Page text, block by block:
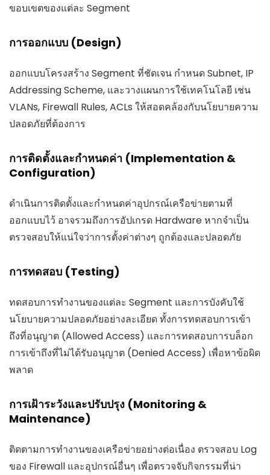
ขอบเขตของแต่ละ Segment
การออกแบบ (Design)
ออกแบบโครงสร้าง Segment ที่ชัดเจน กำหนด Subnet, IP
Addressing Scheme, และวางแผนการใช้เทคโนโลยี เช่น
VLANs, Firewall Rules, ACLs ให้สอดคล้องกับนโยบายความ
ปลอดภัยที่ต้องการ
การติดตั้งและกำหนดค่า (Implementation &
Configuration)
ดำเนินการติดตั้งและกำหนดค่าอุปกรณ์เครือข่ายตามที่
ออกแบบไว้ อาจรวมถึงการอัปเกรด Hardware หากจำเป็น
ตรวจสอบให้แน่ใจว่าการตั้งค่าต่างๆ ถูกต้องและปลอดภัย
การทดสอบ (Testing)
ทดสอบการทำงานของแต่ละ Segment และการบังคับใช้
นโยบายความปลอดภัยอย่างละเอียด ทั้งการทดสอบการเข้า
ถึงที่อนุญาต (Allowed Access) และการทดสอบการบล็อก
การเข้าถึงที่ไม่ได้รับอนุญาต (Denied Access) เพื่อหาข้อผิด
พลาด
การเฝ้าระวังและปรับปรุง (Monitoring &
Maintenance)
ติดตามการทำงานของเครือข่ายอย่างต่อเนื่อง ตรวจสอบ Log
ของ Firewall และอุปกรณ์อื่นๆ เพื่อตรวจจับกิจกรรมที่น่า